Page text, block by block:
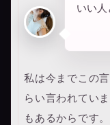
いい人
私は今までこの
らい言われてい
もあるからです。